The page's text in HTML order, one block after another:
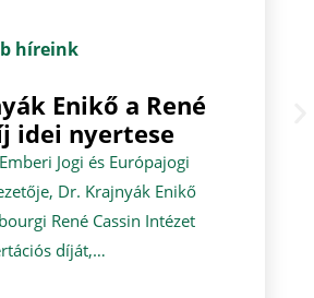
híreink
Enikő a René
idei nyertese
Jogi és Európajogi
Dr. Krajnyák Enikő
René Cassin Intézet
díját,…